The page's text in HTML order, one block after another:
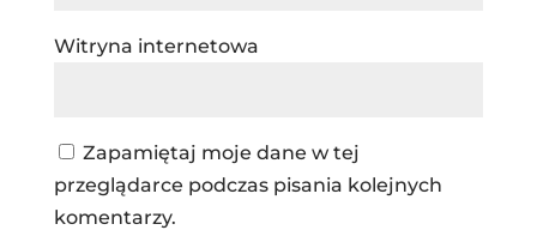
Witryna internetowa
Zapamiętaj moje dane w tej
przeglądarce podczas pisania kolejnych
komentarzy.